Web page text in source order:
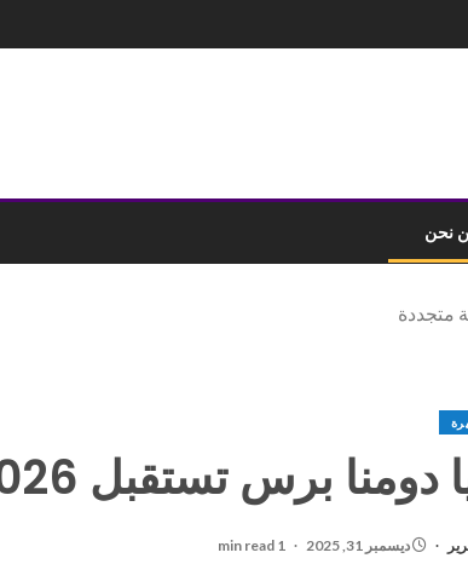
نحن
برس تستقبل 2026 برؤية ثقافية متجددة
ديسمبر 31, 2025 1 min read